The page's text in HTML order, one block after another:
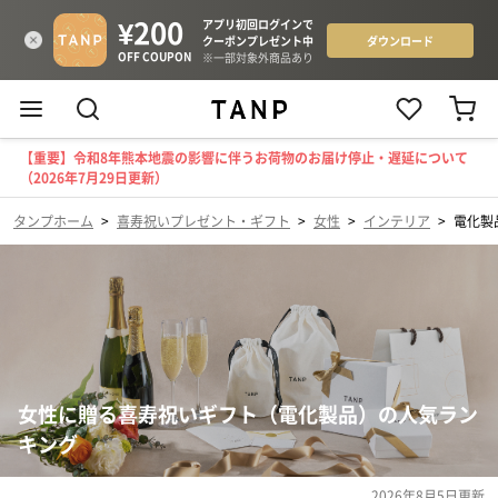
【重要】令和8年熊本地震の影響に伴うお荷物のお届け停止・遅延について
（2026年7月29日更新）
タンプホーム > 喜寿祝いプレゼント・ギフト > 女性 > インテリア > 電化製
女性に贈る喜寿祝いギフト（電化製品）の人気ラン
キング